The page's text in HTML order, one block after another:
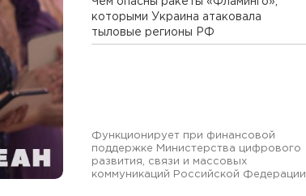
которыми Украина атаковала
тыловые регионы РФ
Функционирует при финансовой
поддержке Министерства цифрового
развития, связи и массовых
коммуникаций Российской Федерации